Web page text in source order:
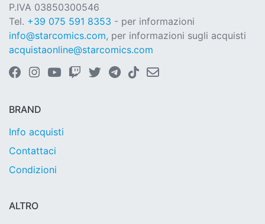
P.IVA 03850300546
Tel. +39 075 591 8353 - per informazioni
info@starcomics.com, per informazioni sugli acquisti
acquistaonline@starcomics.com
BRAND
Info acquisti
Contattaci
Condizioni
ALTRO